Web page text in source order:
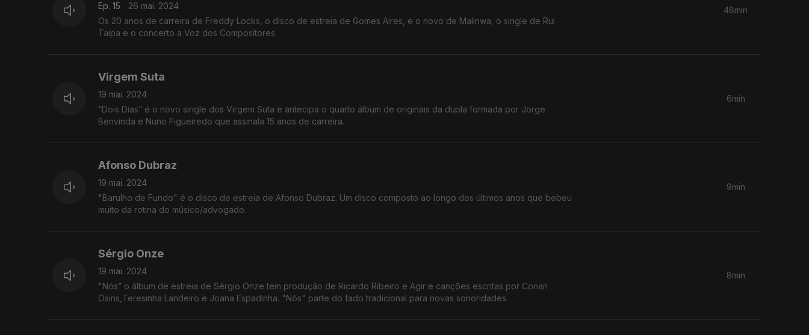
Ep. 15
26 mai. 2024
Os 20 anos de carreira de Freddy Locks, o disco de estreia de Gomes Aires, e o novo de Malinwa, o single de Rui
Taipa e o concerto a Voz dos Compositores.
48min
Virgem Suta
19 mai. 2024
“Dois Dias” é o novo single dos Virgem Suta e antecipa o quarto álbum de originais da dupla formada por Jorge
Benvinda e Nuno Figueiredo que assinala 15 anos de carreira.
6min
Afonso Dubraz
19 mai. 2024
"Barulho de Fundo" é o disco de estreia de Afonso Dubraz. Um disco composto ao longo dos últimos anos que bebeu
muito da rotina do músico/advogado.
9min
Sérgio Onze
19 mai. 2024
"Nós” o álbum de estreia de Sérgio Onze tem produção de Ricardo Ribeiro e Agir e canções escritas por Conan
Osiris,Teresinha Landeiro e Joana Espadinha. "Nós" parte do fado tradicional para novas sonoridades.
8min